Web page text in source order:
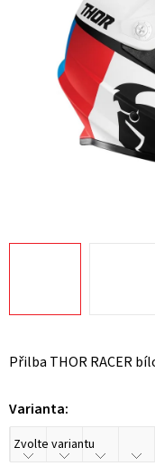
Přilba THOR RACER
Varianta: